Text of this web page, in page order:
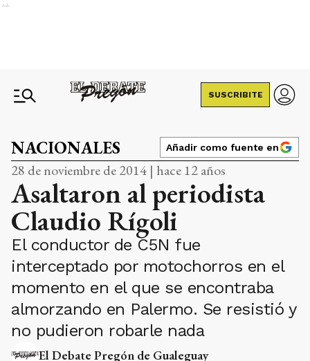
Ads
SUSCRIBITE
NACIONALES Añadir como fuente en
28 de noviembre de 2014 | hace 12 años
Asaltaron al periodista
Claudio Rígoli
El conductor de C5N fue
interceptado por motochorros en el
momento en el que se encontraba
almorzando en Palermo. Se resistió y
no pudieron robarle nada
El Debate Pregón de Gualeguay